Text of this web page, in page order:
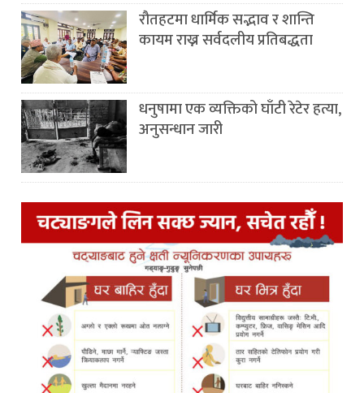
रौतहटमा धार्मिक सद्भाव र शान्ति
कायम राख्न सर्वदलीय प्रतिबद्धता
धनुषामा एक व्यक्तिको घाँटी रेटेर हत्या,
अनुसन्धान जारी